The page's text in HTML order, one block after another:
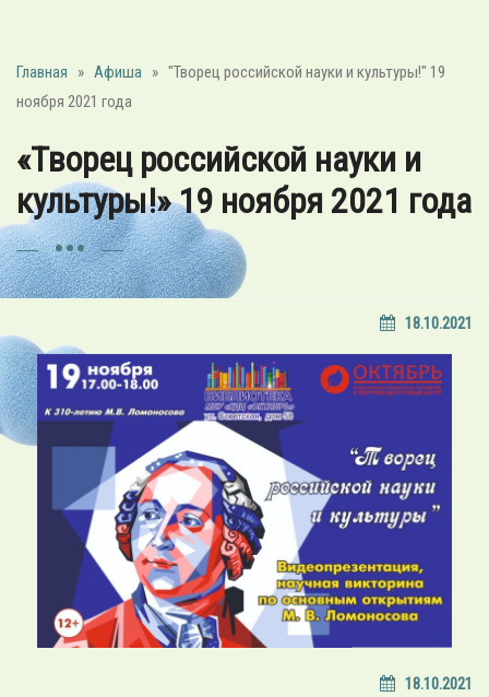
Главная » Афиша » "Творец российской науки и культуры!" 19
ноября 2021 года
«Творец российской науки и
культуры!» 19 ноября 2021 года
18.10.2021
18.10.2021